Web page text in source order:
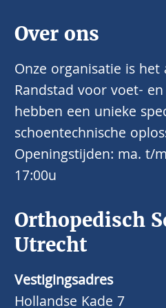
Orthopedisch
Utrecht
Vestigingsadres
Over ons
Onze organisatie is het
Randstad voor voet-
hebben een unieke
schoentechnische
Openingstijden: ma. t/
17:00u